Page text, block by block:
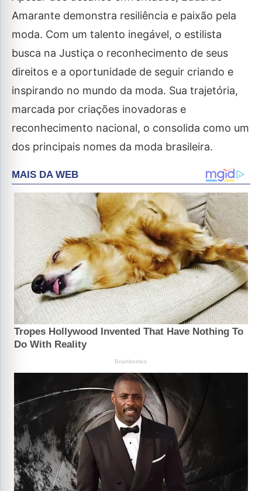
Amarante demonstra resiliência e paixão pela
moda. Com um talento inegável, o estilista
busca na Justiça o reconhecimento de seus
direitos e a oportunidade de seguir criando e
inspirando no mundo da moda. Sua trajetória,
marcada por criações inovadoras e
reconhecimento nacional, o consolida como um
dos principais nomes da moda brasileira.